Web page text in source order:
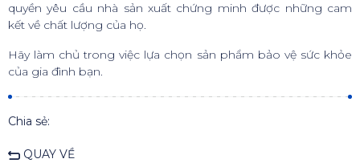
quyền yêu cầu nhà sản xuất chứng minh được những cam
kết về chất lượng của họ.
Hãy làm chủ trong việc lựa chọn sản phẩm bảo vệ sức khỏe
của gia đình bạn.
Chia sẻ:
QUAY VỀ